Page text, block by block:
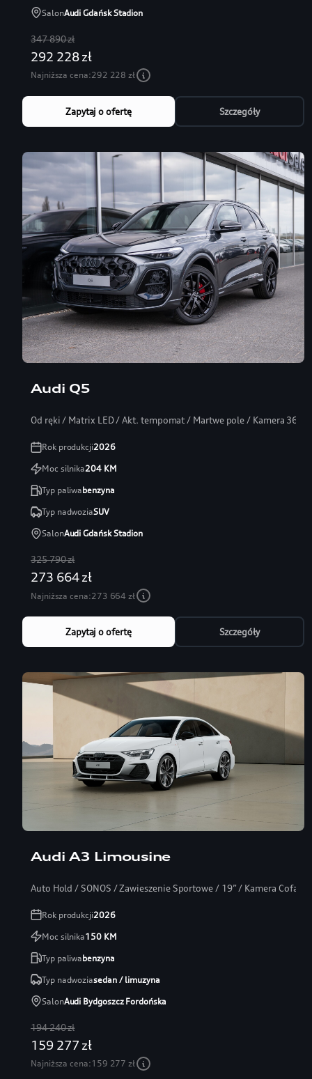
SalonAudi Gdańsk Stadion
347 890 zł
292 228 zł
Najniższa cena:292 228 zł
Zapytaj o ofertę Szczegóły
Audi Q5
Od ręki / Matrix LED / Akt. tempomat / Martwe pole / Kamera 360
Rok produkcji2026
Moc silnika204KM
Typ paliwabenzyna
Typ nadwoziaSUV
SalonAudi Gdańsk Stadion
325 790 zł
273 664 zł
Najniższa cena:273 664 zł
Zapytaj o ofertę Szczegóły
Audi A3 Limousine
Auto Hold / SONOS / Zawieszenie Sportowe / 19” / Kamera Cofania
Rok produkcji2026
Moc silnika150KM
Typ paliwabenzyna
Typ nadwoziasedan / limuzyna
SalonAudi Bydgoszcz Fordońska
194 240 zł
159 277 zł
Najniższa cena:159 277 zł